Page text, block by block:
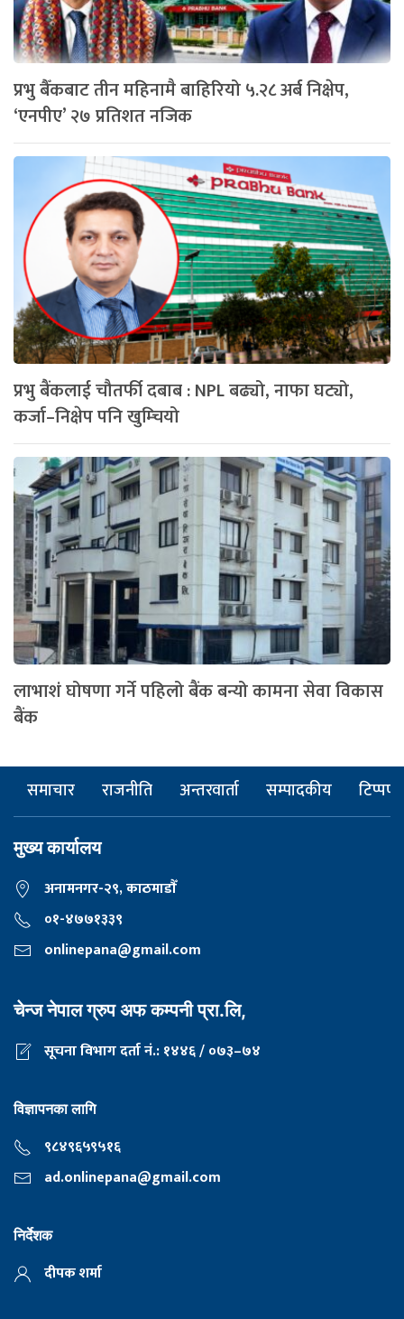
प्रभु बैँकबाट तीन महिनामै बाहिरियो ५.२८ अर्ब निक्षेप,
‘एनपीए’ २७ प्रतिशत नजिक
प्रभु बैंकलाई चौतर्फी दबाब : NPL बढ्यो, नाफा घट्यो,
कर्जा–निक्षेप पनि खुम्चियो
लाभाशं घोषणा गर्ने पहिलो बैंक बन्यो कामना सेवा विकास
बैंक
समाचार राजनीति अन्तरवार्ता सम्पादकीय टिप्पणी
मुख्य कार्यालय
अनामनगर-२९, काठमाडाैँ
०१-४७७१३३९
onlinepana@gmail.com
चेन्ज नेपाल ग्रुप अफ कम्पनी प्रा.लि,
सूचना विभाग दर्ता नं.: १४४६ / ०७३–७४
विज्ञापनका लागि
९८४९६५९५१६
ad.onlinepana@gmail.com
निर्देशक
दीपक शर्मा